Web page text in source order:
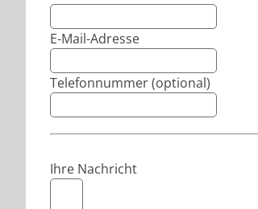
E-Mail-Adresse
Telefonnummer (optional)
Ihre Nachricht